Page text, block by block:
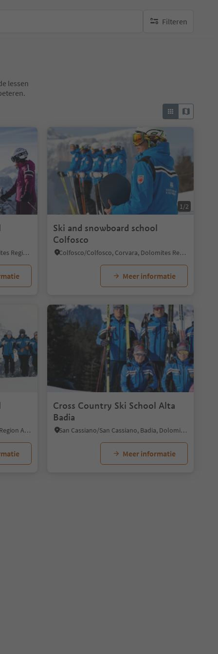
Filteren
geen actieve filters
lessen
Corvara/Corvara, Corvara, Dolomites Region Alta Badia
1/2
Ski and snowboard school
Colfosco
Colfosco/Colfosco, Corvara, Dolomites Region Alta Badia
Meer informatie
La Villa/La Villa, Badia, Dolomites Region Alta Badia
Cross Country Ski School Alta
Badia
San Cassiano/San Cassiano, Badia, Dolomites Region Alta Badia
Meer informatie